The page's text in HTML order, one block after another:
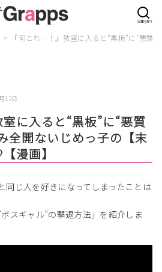
『何これ…！』教室に入ると“黒板”に“悪
12日
に入ると“黒板”に“悪質
全開ないじめっ子の【末
漫画】
同じ人を好きになってしまったことは
スギャル”の撃退方法」を紹介しま